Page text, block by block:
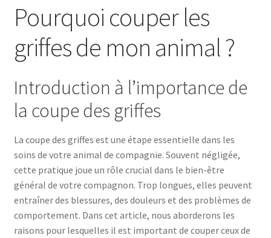
PIECES ET AUTRES
Entretien des griffes
VENTES
Pourquoi couper les
griffes de mon animal ?
Introduction à l’importance de
la coupe des griffes
La coupe des griffes est une étape essentielle dans les
soins de votre animal de compagnie. Souvent négligée,
cette pratique joue un rôle crucial dans le bien-être
général de votre compagnon. Trop longues, elles peuvent
entraîner des blessures, des douleurs et des problèmes de
comportement. Dans cet article, nous aborderons les
raisons pour lesquelles il est important de couper ceux de